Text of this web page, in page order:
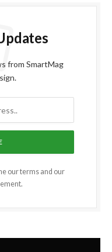
from SmartMag
our terms and our